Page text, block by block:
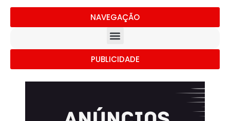
NAVEGAÇÃO
PUBLICIDADE